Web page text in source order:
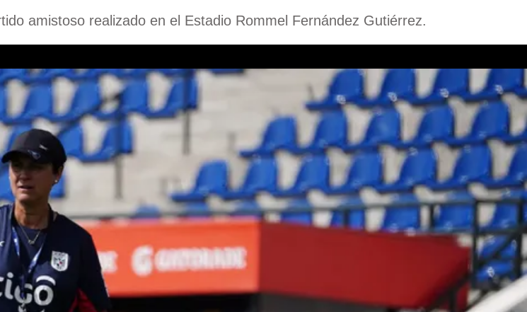
amistoso realizado en el Estadio Rommel Fernández Gutiérrez.